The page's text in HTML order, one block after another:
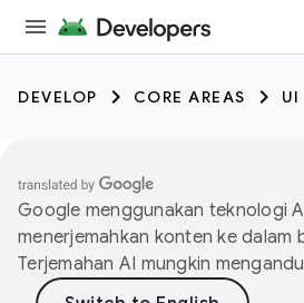
DEVELOP CORE AREAS UI
Google menggunakan teknologi
menerjemahkan konten ke dalam
Terjemahan AI mungkin